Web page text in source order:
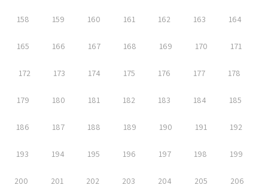
158 159 160 161 162 163 164
165 166 167 168 169 170 171
172 173 174 175 176 177 178
179 180 181 182 183 184 185
186 187 188 189 190 191 192
193 194 195 196 197 198 199
200 201 202 203 204 205 206